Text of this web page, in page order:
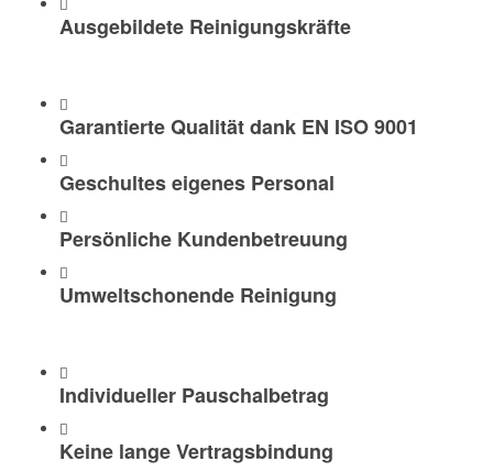
Ausgebildete Reinigungskräfte
Garantierte Qualität dank EN ISO 9001
Geschultes eigenes Personal
Persönliche Kundenbetreuung
Umweltschonende Reinigung
Individueller Pauschalbetrag
Keine lange Vertragsbindung